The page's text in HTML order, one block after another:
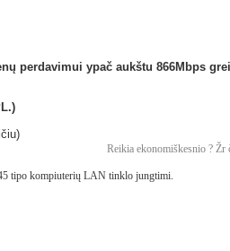
perdavimui ypač aukštu 866Mbps
Reikia ekonomiškesnio ? Žr
tipo kompiuterių LAN tinklo jungtimi.